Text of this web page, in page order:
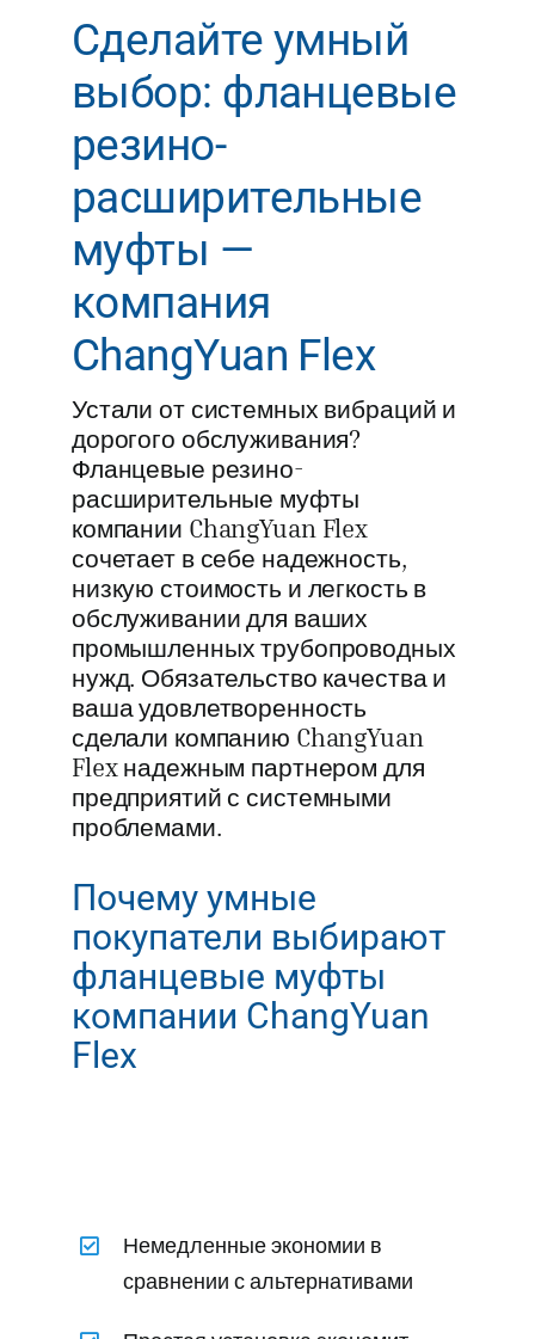
Сделайте умный
выбор: фланцевые
резино-
расширительные
муфты —
компания
ChangYuan Flex
Устали от системных вибраций и
дорогого обслуживания?
Фланцевые резино-
расширительные муфты
компании ChangYuan Flex
сочетает в себе надежность,
низкую стоимость и легкость в
обслуживании для ваших
промышленных трубопроводных
нужд. Обязательство качества и
ваша удовлетворенность
сделали компанию ChangYuan
Flex надежным партнером для
предприятий с системными
проблемами.
Почему умные
покупатели выбирают
фланцевые муфты
компании ChangYuan
Flex
Немедленные экономии в
сравнении с альтернативами